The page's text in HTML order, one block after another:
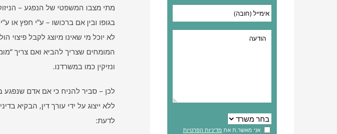
מתי מצבו המשפטי של הנפגע –
בגופו ובין אם ברכושו – ע”י חפץ או
לא יוכל מי שאינו מיוצג לקבל פיצוי
המומחים שצריך להביא ואם צריך
ונזיקין כמו במשרדנו.
לכן – סביר להניח כי אם אדם
ללא ייצוג על ידי עורך דין, הבקיא
לדעת:
אני מאשר.ת את מדיניות הפרטיות